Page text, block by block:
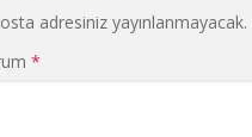
adresiniz yayınlanmayacak.
*